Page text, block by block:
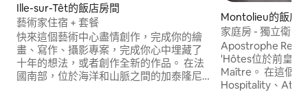
Ille-sur-Têt的飯店房間
藝術家住宿 + 套餐
快來這個藝術中心盡情創作，完成你的繪
畫、寫作、攝影專案，完成你心中埋藏了
十年的想法，或者創作全新的作品。 在法
國南部，位於海洋和山脈之間的加泰隆尼
Montolieu的飯店
家庭房 - 獨立衛浴
Apostrophe
'Hôtes位於前皇家
Maître。 在這個
Hospitality、